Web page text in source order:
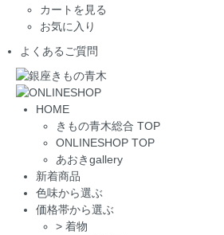
カートを見る
お気に入り
よくあるご質問
HOME
きもの青木総合 TOP
ONLINESHOP TOP
あおきgallery
新着商品
色味から選ぶ
価格帯から選ぶ
> 着物